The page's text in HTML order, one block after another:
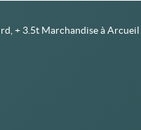
+ 3.5t Marchandise à Arcueil